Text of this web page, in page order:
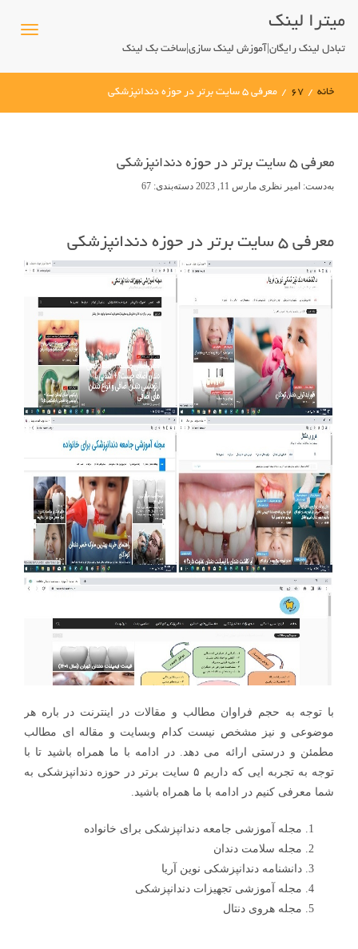
میترا لینک
تبادل لینک رایگان|آموزش لینک سازی|ساخت بک لینک
خانه /
67
/ معرفی ۵ سایت برتر در حوزه دندانپزشکی
معرفی ۵ سایت برتر در حوزه دندانپزشکی
به‌دست: امیر نظری مارس 11, 2023 دسته‌بندی: 67
معرفی ۵ سایت برتر در حوزه دندانپزشکی
با توجه به حجم فراوان مطالب و مقالات در اینترنت در باره هر
موضوعی و نیز مشخص نیست کدام وبسایت و مقاله ای مطالب
مطمئن و درستی ارائه می دهد. در ادامه با ما همراه باشید تا با
توجه به تجربه ایی که داریم ۵ سایت برتر در حوزه دندانپزشکی به
شما معرفی کنیم در ادامه با ما همراه باشید.
مجله آموزشی جامعه دندانپزشکی برای خانواده
مجله سلامت دندان
دانشنامه دندانپزشکی نوین آریا
مجله آموزشی تجهیزات دندانپزشکی
مجله هروی دنتال